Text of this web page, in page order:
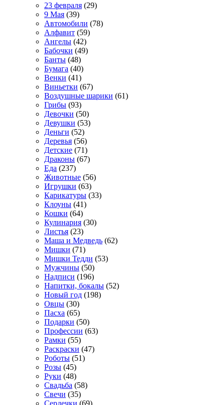
23 февраля (29)
9 Мая (39)
Автомобили (78)
Алфавит (59)
Ангелы (42)
Бабочки (49)
Банты (48)
Бумага (40)
Венки (41)
Виньетки (67)
Воздушные шарики (61)
Грибы (93)
Девочки (50)
Девушки (53)
Деньги (52)
Деревья (56)
Детские (71)
Драконы (67)
Еда (237)
Животные (56)
Игрушки (63)
Карикатуры (33)
Клоуны (41)
Кошки (64)
Кулинария (30)
Листья (23)
Маша и Медведь (62)
Мишки (71)
Мишки Тедди (53)
Мужчины (50)
Надписи (196)
Напитки, бокалы (52)
Новый год (198)
Овцы (30)
Пасха (65)
Подарки (50)
Профессии (63)
Рамки (55)
Раскраски (47)
Роботы (51)
Розы (45)
Руки (48)
Свадьба (58)
Свечи (35)
Сердечки (69)